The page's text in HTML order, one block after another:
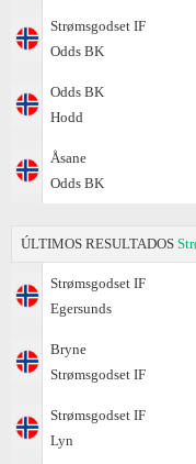
Strømsgodset IF
Odds BK
Odds BK
Hodd
Åsane
Odds BK
ÚLTIMOS RESULTADOS
Strømsgodset IF
Egersunds
Bryne
Strømsgodset IF
Strømsgodset IF
Lyn